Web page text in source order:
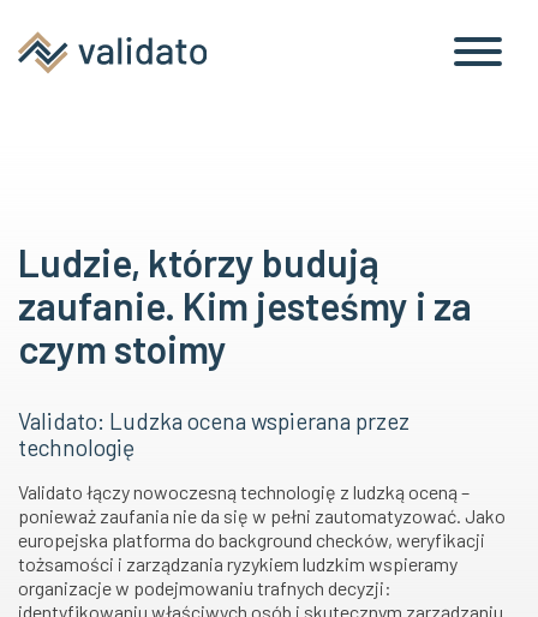
Ludzie, którzy budują
zaufanie. Kim jesteśmy i za
czym stoimy
Validato: Ludzka ocena wspierana przez
technologię
Validato łączy nowoczesną technologię z ludzką oceną –
ponieważ zaufania nie da się w pełni zautomatyzować. Jako
europejska platforma do background checków, weryfikacji
tożsamości i zarządzania ryzykiem ludzkim wspieramy
organizacje w podejmowaniu trafnych decyzji:
identyfikowaniu właściwych osób i skutecznym zarządzaniu